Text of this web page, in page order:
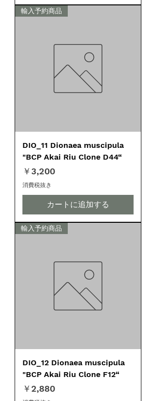
輸入予約商品
DIO_11 Dionaea muscipula
"BCP Akai Riu Clone D44“
価格
￥3,200
消費税抜き
カートに追加する
輸入予約商品
DIO_12 Dionaea muscipula
"BCP Akai Riu Clone F12“
価格
￥2,880